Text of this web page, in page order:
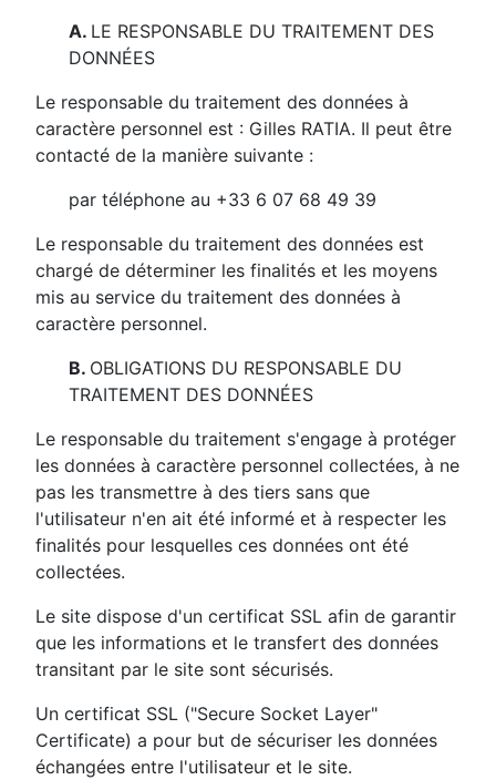
A. LE RESPONSABLE DU TRAITEMENT DES
DONNÉES
Le responsable du traitement des données à
caractère personnel est : Gilles RATIA. Il peut être
contacté de la manière suivante :
par téléphone au +33 6 07 68 49 39
Le responsable du traitement des données est
chargé de déterminer les finalités et les moyens
mis au service du traitement des données à
caractère personnel.
B. OBLIGATIONS DU RESPONSABLE DU
TRAITEMENT DES DONNÉES
Le responsable du traitement s'engage à protéger
les données à caractère personnel collectées, à ne
pas les transmettre à des tiers sans que
l'utilisateur n'en ait été informé et à respecter les
finalités pour lesquelles ces données ont été
collectées.
Le site dispose d'un certificat SSL afin de garantir
que les informations et le transfert des données
transitant par le site sont sécurisés.
Un certificat SSL ("Secure Socket Layer"
Certificate) a pour but de sécuriser les données
échangées entre l'utilisateur et le site.